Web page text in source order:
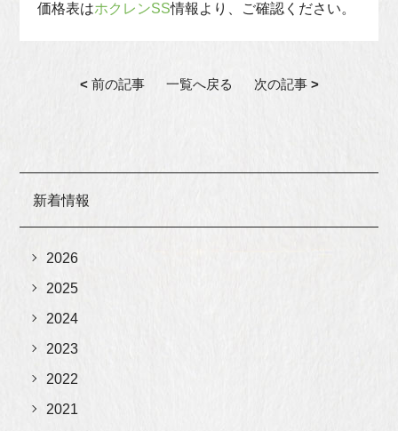
価格表はホクレンSS情報より、ご確認ください。
< 前の記事 一覧へ戻る 次の記事>
新着情報
2026
2025
2024
2023
2022
2021